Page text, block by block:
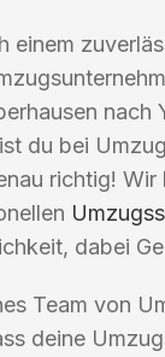
einem
nach
du bei
richtig!
dabei
Team von
deine